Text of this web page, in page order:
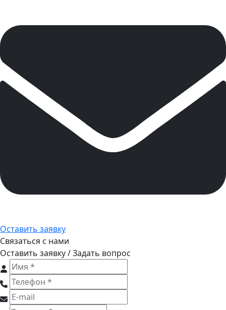
Оставить заявку
Связаться с нами
Оставить заявку / Задать вопрос